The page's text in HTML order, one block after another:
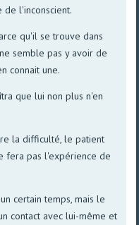
de l'inconscient.
qu'il se trouve dans
semble pas y avoir de
connait une.
que lui non plus n'en
la difficulté, le patient
fera pas l'expérience de
certain temps, mais le
contact avec lui-même et